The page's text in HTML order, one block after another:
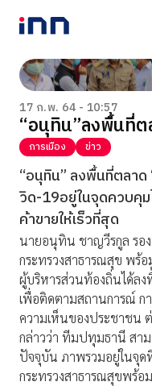
NEWS
ENTERTAINMENT
LIFESTYLE
HOROSCOPE
LOTTERY
VIDEO
ร่วมด้วยช่วยกัน
17 ก.พ. 64 - 10:57
“อนุทิน”ลงพื้นที่
การเมือง ข่าว
“อนุทิน” ลงพื้นที่ตลา
วิด-19อยู่ในจุดควบคุ
ค้าขายให้เร็วที่สุด
นายอนุทิน ชาญวีรกูล รอ
กระทรวงสาธารณสุข พร้
ผู้บริหารส่วนท้องถิ่นได้ล
เพื่อติดตามสถานการณ์ ก
ความเห็นของประชาชน
กล่าวว่า ทีมปทุมธานี สาม
ปัจจุบัน ภาพรวมอยู่ในจุ
กระทรวงสาธารณสุขพร้